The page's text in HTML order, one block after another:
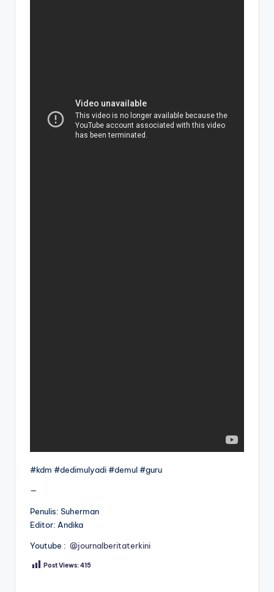
#kdm #dedimulyadi #demul #guru
—
Penulis: Suherman
Editor: Andika
Youtube : @journalberitaterkini
Post Views:415